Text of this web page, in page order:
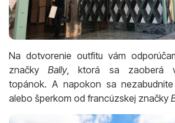
Na dotvorenie outfitu vám
značkyBally, ktorá sa zaoberá
topánok. A napokon sa
alebo šperkom od francúzskej značky